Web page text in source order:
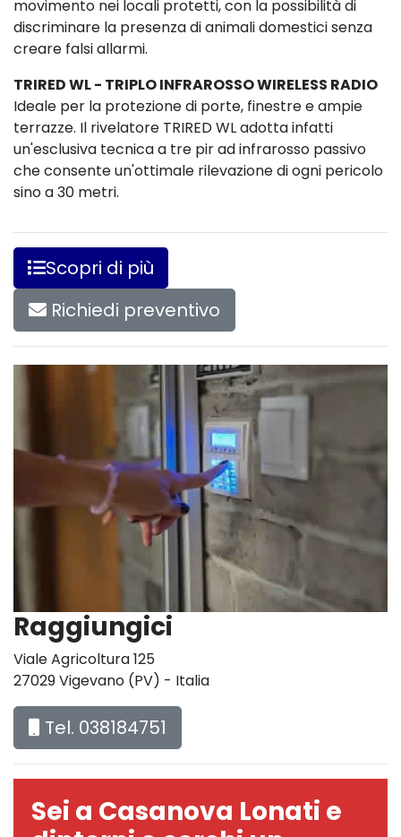
movimento nei locali protetti, con la possibilità di
discriminare la presenza di animali domestici senza
creare falsi allarmi.
TRIRED WL - TRIPLO INFRAROSSO WIRELESS RADIO
Ideale per la protezione di porte, finestre e ampie
terrazze. Il rivelatore TRIRED WL adotta infatti
un'esclusiva tecnica a tre pir ad infrarosso passivo
che consente un'ottimale rilevazione di ogni pericolo
sino a 30 metri.
Scopri di più
Richiedi preventivo
Raggiungici
Viale Agricoltura 125
27029 Vigevano (PV) - Italia
Tel. 038184751
Sei a Casanova Lonati e